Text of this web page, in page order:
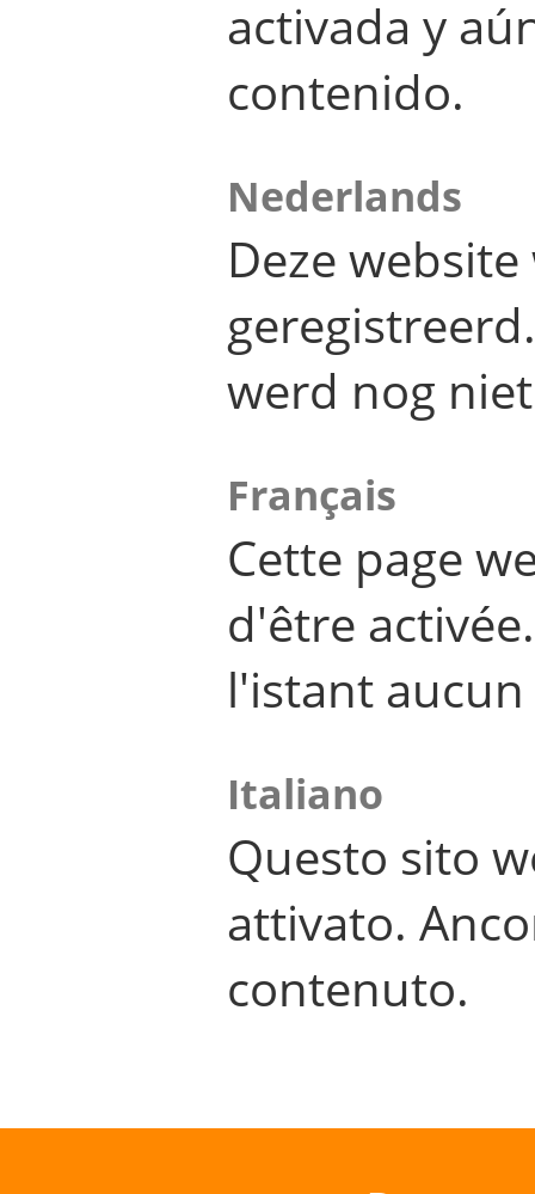
activada y
contenido.
Nederlands
Deze
werd nog
Français
Cette page
d'être
l'istant
Italiano
Questo sito
attivato.
contenuto.